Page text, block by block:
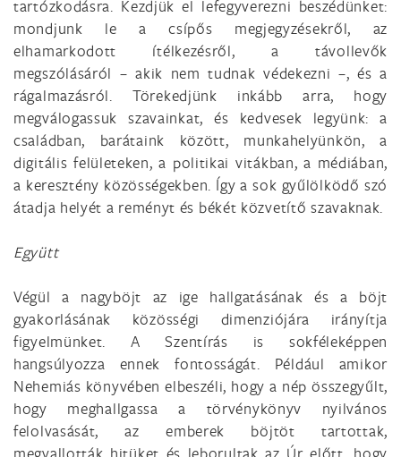
tartózkodásra. Kezdjük el lefegyverezni beszédünket:
mondjunk le a csípős megjegyzésekről, az
elhamarkodott ítélkezésről, a távollevők
megszólásáról – akik nem tudnak védekezni –, és a
rágalmazásról. Törekedjünk inkább arra, hogy
megválogassuk szavainkat, és kedvesek legyünk: a
családban, barátaink között, munkahelyünkön, a
digitális felületeken, a politikai vitákban, a médiában,
a keresztény közösségekben. Így a sok gyűlölködő szó
átadja helyét a reményt és békét közvetítő szavaknak.
Együtt
Végül a nagyböjt az ige hallgatásának és a böjt
gyakorlásának közösségi dimenziójára irányítja
figyelmünket. A Szentírás is sokféleképpen
hangsúlyozza ennek fontosságát. Például amikor
Nehemiás könyvében elbeszéli, hogy a nép összegyűlt,
hogy meghallgassa a törvénykönyv nyilvános
felolvasását, az emberek böjtöt tartottak,
megvallották hitüket és leborultak az Úr előtt, hogy